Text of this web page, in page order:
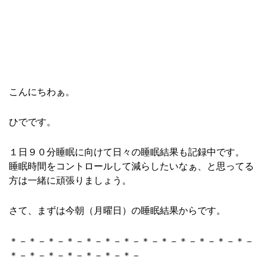
こんにちわぁ。
ひでです。
１日９０分睡眠に向けて日々の睡眠結果も記録中です。
睡眠時間をコントロールして減らしたいなぁ、と思ってる
方は一緒に頑張りましょう。
さて、まずは今朝（月曜日）の睡眠結果からです。
＊－＊－＊－＊－＊－＊－＊－＊－＊－＊－＊－＊－＊－
＊－＊－＊－＊－＊－＊－＊－